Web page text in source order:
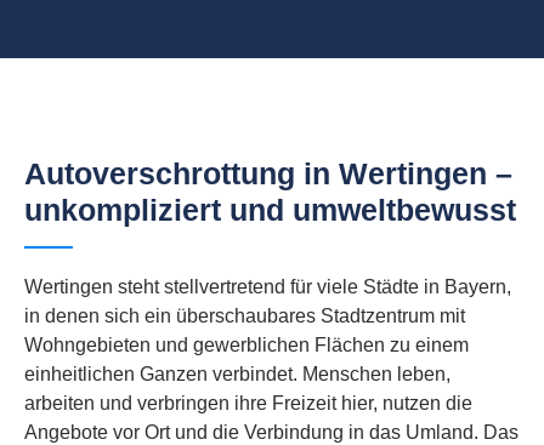
Autoverschrottung in Wertingen –
unkompliziert und umweltbewusst
Wertingen steht stellvertretend für viele Städte in Bayern,
in denen sich ein überschaubares Stadtzentrum mit
Wohngebieten und gewerblichen Flächen zu einem
einheitlichen Ganzen verbindet. Menschen leben,
arbeiten und verbringen ihre Freizeit hier, nutzen die
Angebote vor Ort und die Verbindung in das Umland. Das